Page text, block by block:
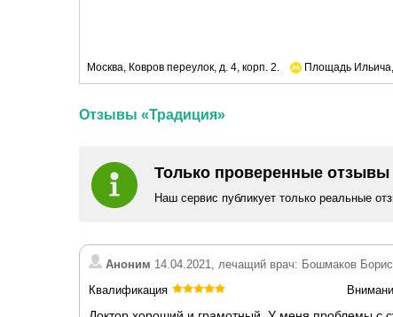
Москва, Ковров переулок, д. 4, корп. 2. Площадь Ильича,
Отзывы «Традиция»
Только проверенные отзывы
Наш сервис публикует только реальные
Аноним 14.04.2021, лечащий врач: Бошмаков
Квалификация